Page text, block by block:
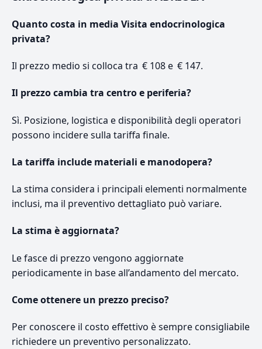
Quanto costa in media Visita endocrinologica
privata?
Il prezzo medio si colloca tra € 108 e € 147.
Il prezzo cambia tra centro e periferia?
Sì. Posizione, logistica e disponibilità degli operatori
possono incidere sulla tariffa finale.
La tariffa include materiali e manodopera?
La stima considera i principali elementi normalmente
inclusi, ma il preventivo dettagliato può variare.
La stima è aggiornata?
Le fasce di prezzo vengono aggiornate
periodicamente in base all’andamento del mercato.
Come ottenere un prezzo preciso?
Per conoscere il costo effettivo è sempre consigliabile
richiedere un preventivo personalizzato.